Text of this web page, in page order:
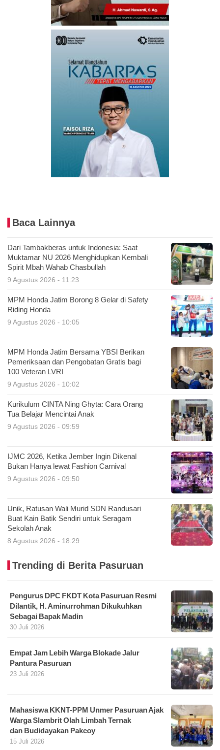
Baca Lainnya
Dari Tambakberas untuk Indonesia: Saat
Muktamar NU 2026 Menghidupkan Kembali
Spirit Mbah Wahab Chasbullah
9 Agustus 2026 - 11:23
MPM Honda Jatim Borong 8 Gelar di Safety
Riding Honda
9 Agustus 2026 - 10:05
MPM Honda Jatim Bersama YBSI Berikan
Pemeriksaan dan Pengobatan Gratis bagi
100 Veteran LVRI
9 Agustus 2026 - 10:02
Kurikulum CINTA Ning Ghyta: Cara Orang
Tua Belajar Mencintai Anak
9 Agustus 2026 - 09:59
IJMC 2026, Ketika Jember Ingin Dikenal
Bukan Hanya lewat Fashion Carnival
9 Agustus 2026 - 09:50
Unik, Ratusan Wali Murid SDN Randusari
Buat Kain Batik Sendiri untuk Seragam
Sekolah Anak
8 Agustus 2026 - 18:29
Trending di Berita Pasuruan
Pengurus DPC FKDT Kota Pasuruan Resmi
Dilantik, H. Aminurrohman Dikukuhkan
Sebagai Bapak Madin
30 Juli 2026
Empat Jam Lebih Warga Blokade Jalur
Pantura Pasuruan
23 Juli 2026
Mahasiswa KKNT-PPM Unmer Pasuruan Ajak
Warga Slambrit Olah Limbah Ternak
dan Budidayakan Pakcoy
15 Juli 2026